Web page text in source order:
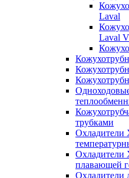
Laval
Laval
трубками
плавающей
Охладители